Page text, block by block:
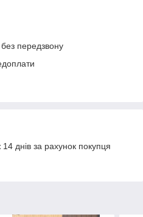
без передзвону
днів за рахунок покупця